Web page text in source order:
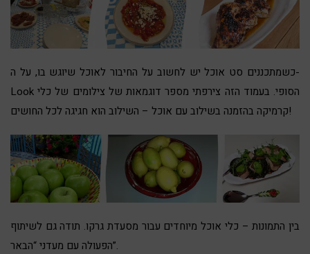
כשמתכננים סט אוכל יש לחשוב על החיבור לאוכל שיוגש בו, על ה-
Look הסופי. בעמוד הזה צירפתי מספר דוגמאות של צילומים של כלי
קרמיקה בהזמנה בשילוב עם אוכל – השילוב הוא חגיגה לכל החושים!
בין התמונות – כלי אוכל מיוחדים עבור מסעדת גרקו. תודה גם לשיתוף
הפעולה עםמעדני “הבאר”.